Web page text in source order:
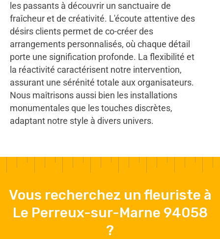
les passants à découvrir un sanctuaire de
fraîcheur et de créativité. L'écoute attentive des
désirs clients permet de co-créer des
arrangements personnalisés, où chaque détail
porte une signification profonde. La flexibilité et
la réactivité caractérisent notre intervention,
assurant une sérénité totale aux organisateurs.
Nous maîtrisons aussi bien les installations
monumentales que les touches discrètes,
adaptant notre style à divers univers.
Vous recherchez un fleuriste à
Le Perreux-sur-Marne 94058
?